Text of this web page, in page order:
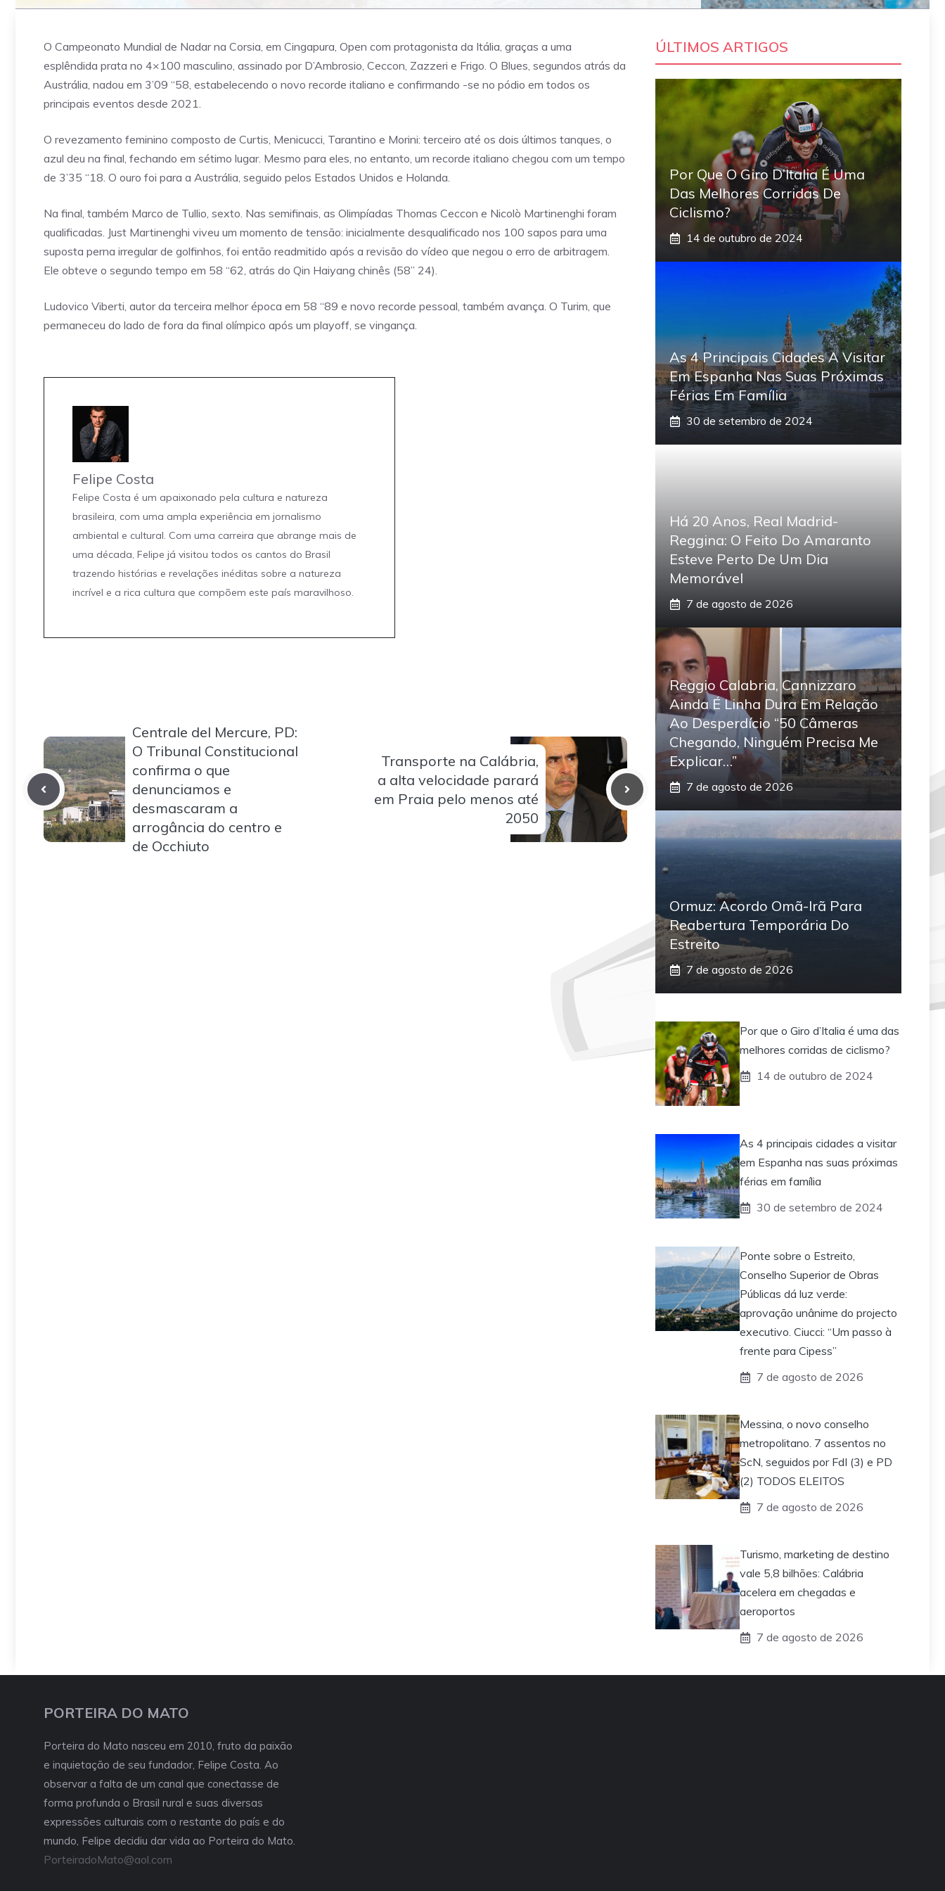
O Campeonato Mundial de Nadar na Corsia, em Cingapura, Open com protagonista da Itália, graças a uma
esplêndida prata no 4×100 masculino, assinado por D’Ambrosio, Ceccon, Zazzeri e Frigo. O Blues, segundos atrás da
Austrália, nadou em 3’09 “58, estabelecendo o novo recorde italiano e confirmando -se no pódio em todos os
principais eventos desde 2021.
O revezamento feminino composto de Curtis, Menicucci, Tarantino e Morini: terceiro até os dois últimos tanques, o
azul deu na final, fechando em sétimo lugar. Mesmo para eles, no entanto, um recorde italiano chegou com um tempo
de 3’35 “18. O ouro foi para a Austrália, seguido pelos Estados Unidos e Holanda.
Na final, também Marco de Tullio, sexto. Nas semifinais, as Olimpíadas Thomas Ceccon e Nicolò Martinenghi foram
qualificadas. Just Martinenghi viveu um momento de tensão: inicialmente desqualificado nos 100 sapos para uma
suposta perna irregular de golfinhos, foi então readmitido após a revisão do vídeo que negou o erro de arbitragem.
Ele obteve o segundo tempo em 58 “62, atrás do Qin Haiyang chinês (58” 24).
Ludovico Viberti, autor da terceira melhor época em 58 “89 e novo recorde pessoal, também avança. O Turim, que
permaneceu do lado de fora da final olímpico após um playoff, se vingança.
Felipe Costa
Felipe Costa é um apaixonado pela cultura e natureza
brasileira, com uma ampla experiência em jornalismo
ambiental e cultural. Com uma carreira que abrange mais de
uma década, Felipe já visitou todos os cantos do Brasil
trazendo histórias e revelações inéditas sobre a natureza
incrível e a rica cultura que compõem este país maravilhoso.
Centrale del Mercure, PD:
O Tribunal Constitucional
confirma o que
denunciamos e
desmascaram a
arrogância do centro e
de Occhiuto
Transporte na Calábria,
a alta velocidade parará
em Praia pelo menos até
2050
ÚLTIMOS ARTIGOS
Por Que O Giro D’Italia É Uma
Das Melhores Corridas De
Ciclismo?
14 de outubro de 2024
As 4 Principais Cidades A Visitar
Em Espanha Nas Suas Próximas
Férias Em Família
30 de setembro de 2024
Há 20 Anos, Real Madrid-
Reggina: O Feito Do Amaranto
Esteve Perto De Um Dia
Memorável
7 de agosto de 2026
Reggio Calabria, Cannizzaro
Ainda É Linha Dura Em Relação
Ao Desperdício “50 Câmeras
Chegando, Ninguém Precisa Me
Explicar…”
7 de agosto de 2026
Ormuz: Acordo Omã-Irã Para
Reabertura Temporária Do
Estreito
7 de agosto de 2026
Por que o Giro d’Italia é uma das
melhores corridas de ciclismo?
14 de outubro de 2024
As 4 principais cidades a visitar
em Espanha nas suas próximas
férias em família
30 de setembro de 2024
Ponte sobre o Estreito,
Conselho Superior de Obras
Públicas dá luz verde:
aprovação unânime do projecto
executivo. Ciucci: “Um passo à
frente para Cipess”
7 de agosto de 2026
Messina, o novo conselho
metropolitano. 7 assentos no
ScN, seguidos por FdI (3) e PD
(2) TODOS ELEITOS
7 de agosto de 2026
Turismo, marketing de destino
vale 5,8 bilhões: Calábria
acelera em chegadas e
aeroportos
7 de agosto de 2026
PORTEIRA DO MATO
Porteira do Mato nasceu em 2010, fruto da paixão
e inquietação de seu fundador, Felipe Costa. Ao
observar a falta de um canal que conectasse de
forma profunda o Brasil rural e suas diversas
expressões culturais com o restante do país e do
mundo, Felipe decidiu dar vida ao Porteira do Mato.
PorteiradoMato@aol.com